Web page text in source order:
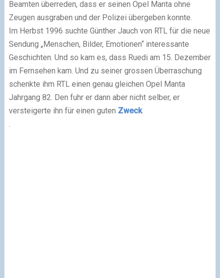
Beamten überreden, dass er seinen Opel Manta ohne
Zeugen ausgraben und der Polizei übergeben konnte.
Im Herbst 1996 suchte Günther Jauch von RTL für die neue
Sendung „Menschen, Bilder, Emotionen“ interessante
Geschichten. Und so kam es, dass Ruedi am 15. Dezember
im Fernsehen kam. Und zu seiner grossen Überraschung
schenkte ihm RTL einen genau gleichen Opel Manta
Jahrgang 82. Den fuhr er dann aber nicht selber, er
versteigerte ihn für einen guten Zweck.